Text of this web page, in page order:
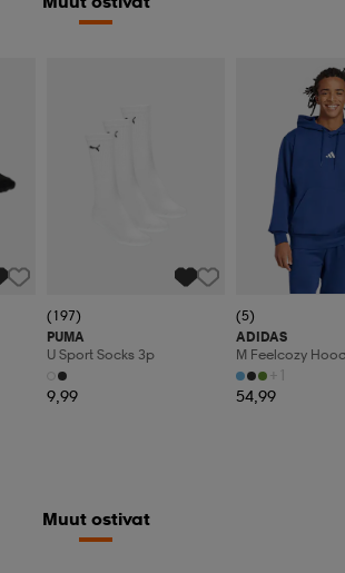
(197)
PUMA
U Sport Socks 3p
9,99
(5)
ADIDAS
M Feelcozy
+1
54,99
Muut ostivat